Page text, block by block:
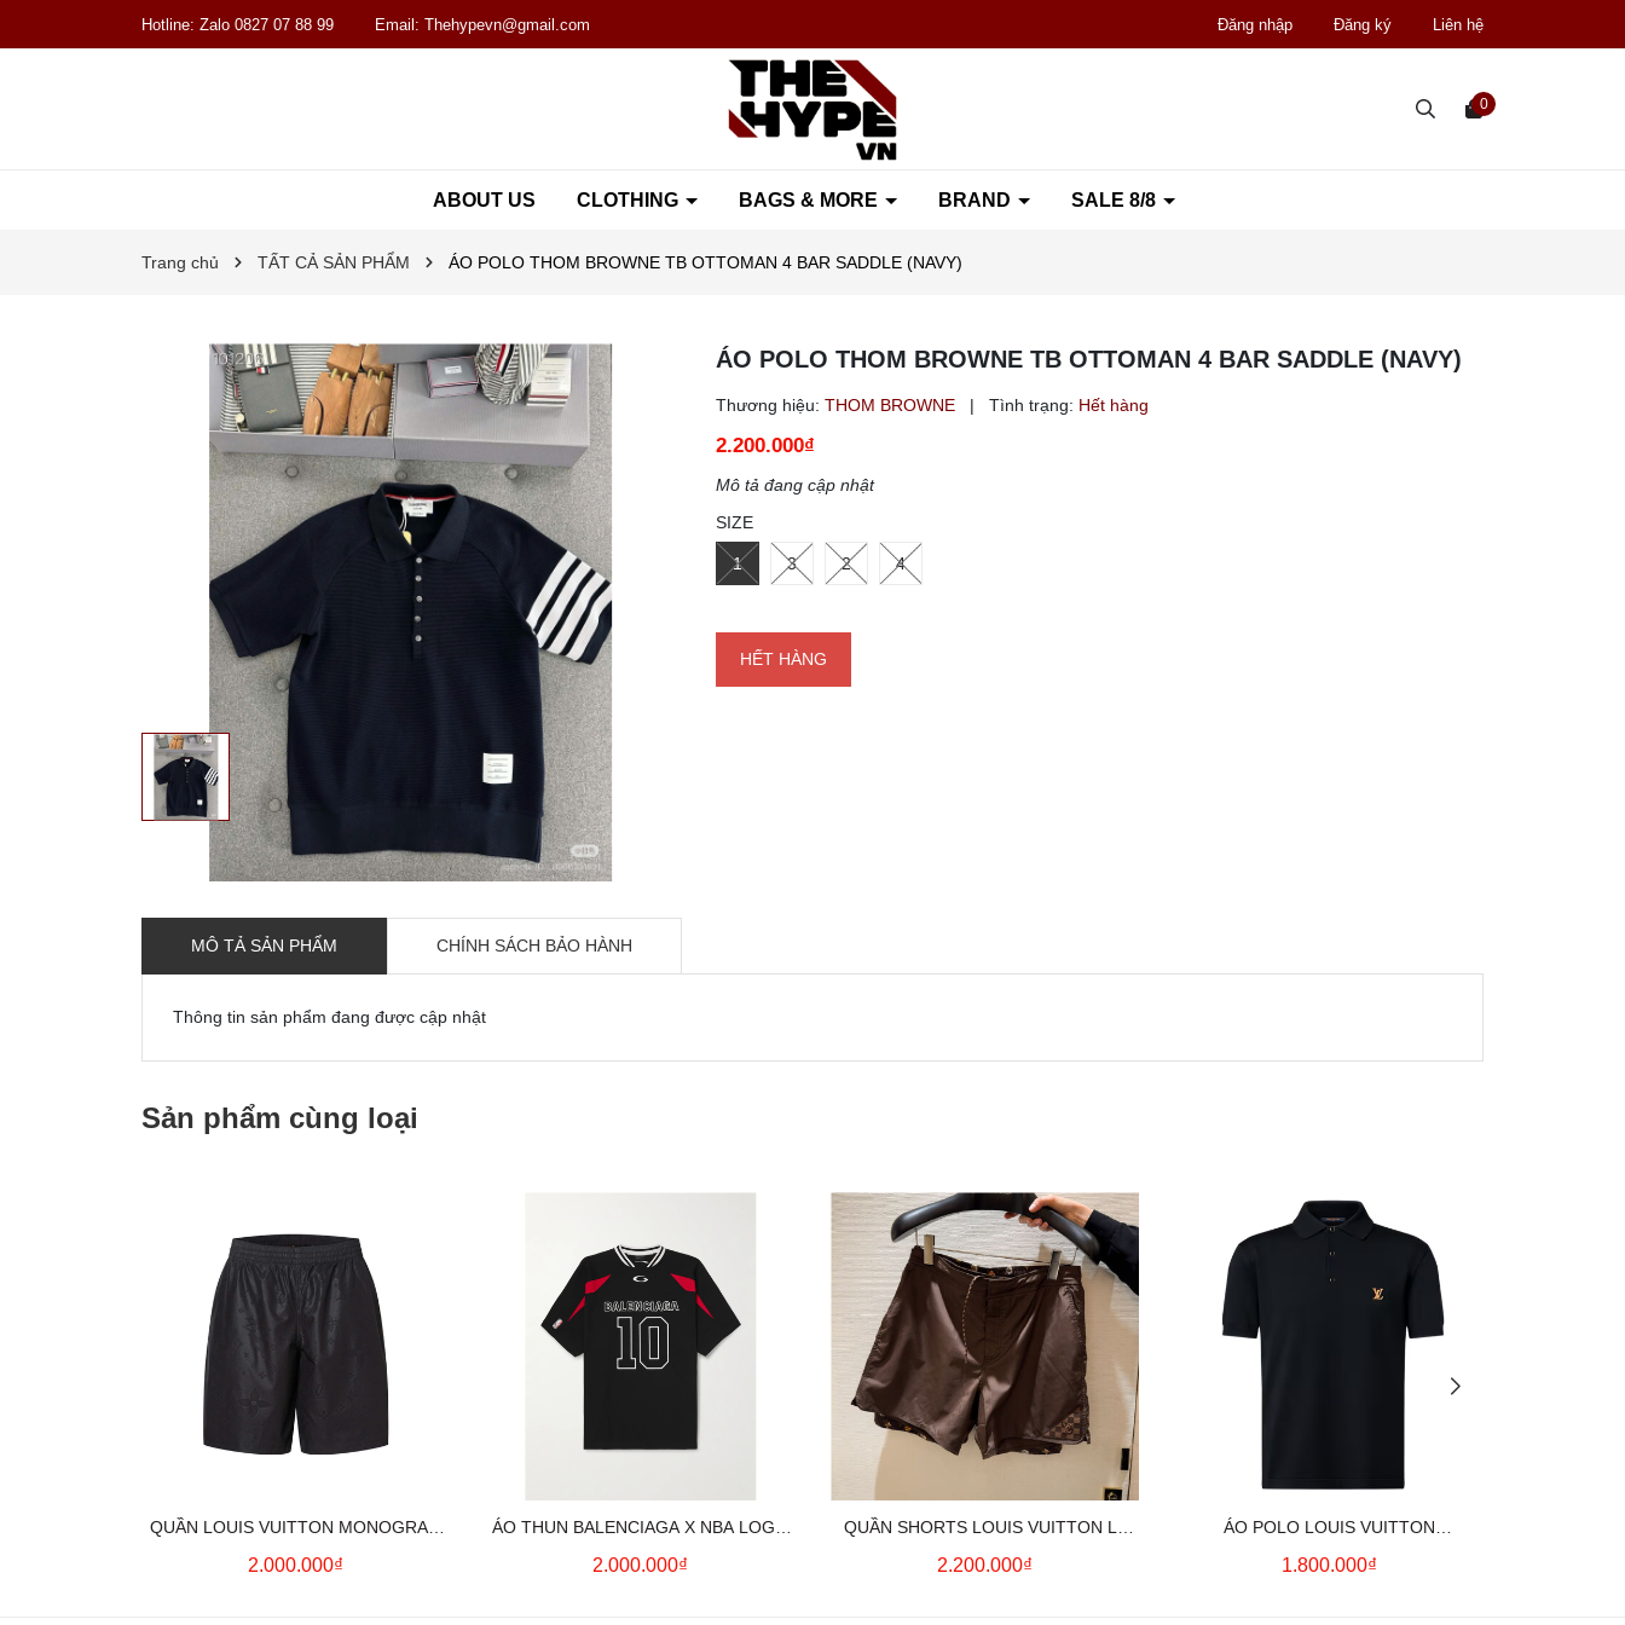
Hotline: Zalo 0827 07 88 99 Email: Thehypevn@gmail.com Đăng nhập Đăng ký Liên hệ
ABOUT US CLOTHING BAGS & MORE BRAND SALE 8/8
0
Trang chủ TẤT CẢ SẢN PHẨM ÁO POLO THOM BROWNE TB OTTOMAN 4 BAR SADDLE (NAVY)
ÁO POLO THOM BROWNE TB OTTOMAN 4 BAR SADDLE (NAVY)
Thương hiệu: THOM BROWNE | Tình trạng: Hết hàng
2.200.000₫
Mô tả đang cập nhật
SIZE
1 3 2 4
HẾT HÀNG
MÔ TẢ SẢN PHẨM CHÍNH SÁCH BẢO HÀNH
Thông tin sản phẩm đang được cập nhật
Sản phẩm cùng loại
QUẦN LOUIS VUITTON MONOGRAM
MOIRE JACQUARD SILK SHORTS IN
2.000.000₫
ÁO THUN BALENCIAGA X NBA LOGO
COTTON JERSEY T-SHIRT
2.000.000₫
QUẦN SHORTS LOUIS VUITTON LV
MONOGRAM SWIMWEAR (BROWN)
2.200.000₫
ÁO POLO LOUIS VUITTON
SIGNATURE LOGO (BLACK)
1.800.000₫